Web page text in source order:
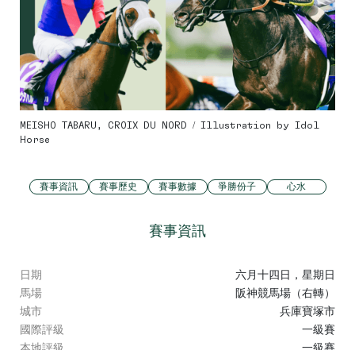
MEISHO TABARU, CROIX DU NORD / Illustration by Idol
Horse
賽事資訊 賽事歷史 賽事數據 爭勝份子 心水
賽事資訊
日期
六月十四日，星期日
馬場
阪神競馬場（右轉）
城市
兵庫寶塚市
國際評級
一級賽